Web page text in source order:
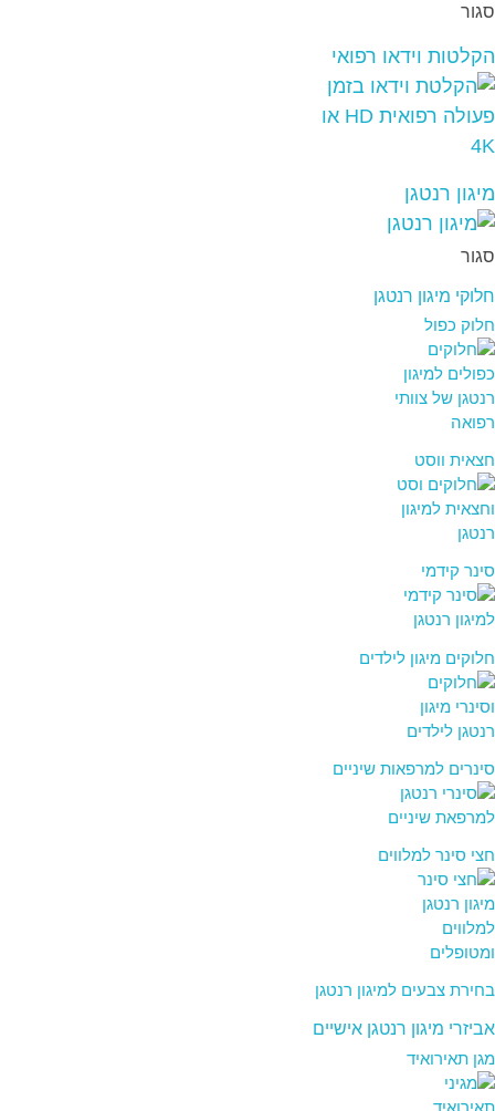
סגור
הקלטות וידאו רפואי
מיגון רנטגן
סגור
חלוקי מיגון רנטגן
חלוק כפול
חצאית ווסט
סינר קידמי
חלוקים מיגון לילדים
סינרים למרפאות שיניים
חצי סינר למלווים
בחירת צבעים למיגון רנטגן
אביזרי מיגון רנטגן אישיים
מגן תאירואיד